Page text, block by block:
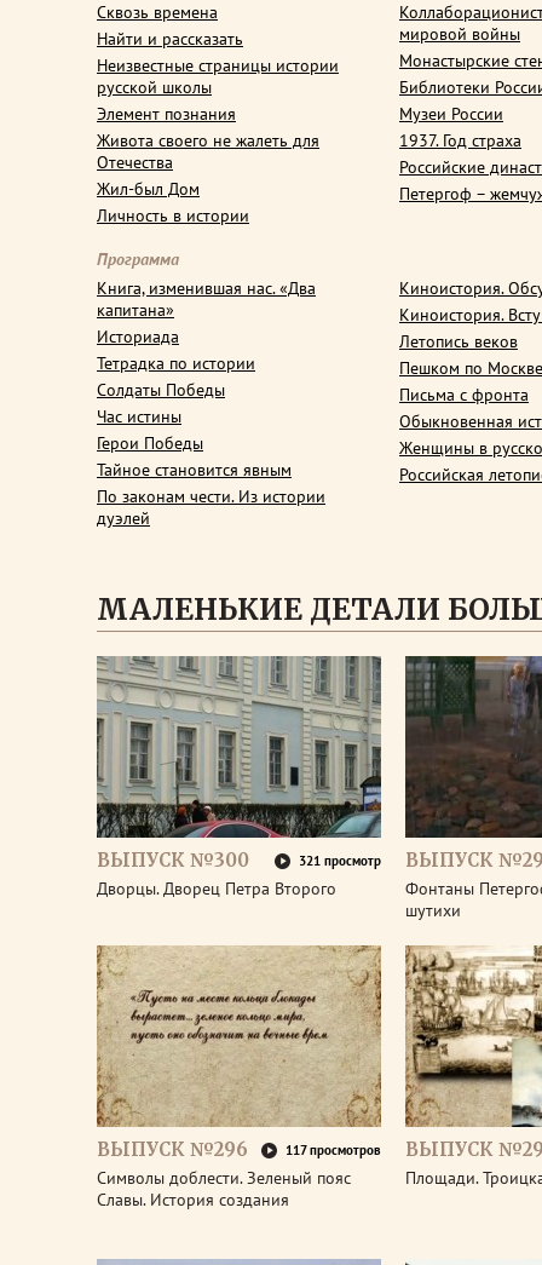
Сквозь времена
Найти и рассказать
Неизвестные страницы истории
русской школы
Элемент познания
Живота своего не жалеть для
Отечества
Жил-был Дом
Личность в истории
мировой войны
Монастырские
Библиотеки
Музеи России
1937. Год страха
Российские
Петергоф –
Программа
Книга, изменившая нас. «Два
капитана»
Историада
Тетрадка по истории
Солдаты Победы
Час истины
Герои Победы
Тайное становится явным
По законам чести. Из истории
дуэлей
Киноистория.
Киноистория.
Летопись веков
Пешком по Москве
Письма с фронта
Обыкновенная
Женщины в
Российская
МАЛЕНЬКИЕ ДЕТАЛИ
ВЫПУСК №300 321 просмотр
Дворцы. Дворец Петра Второго
ВЫПУСК
Фонтаны
шутихи
ВЫПУСК №296 117 просмотров
Символы доблести. Зеленый пояс
Славы. История создания
ВЫПУСК
Площади.